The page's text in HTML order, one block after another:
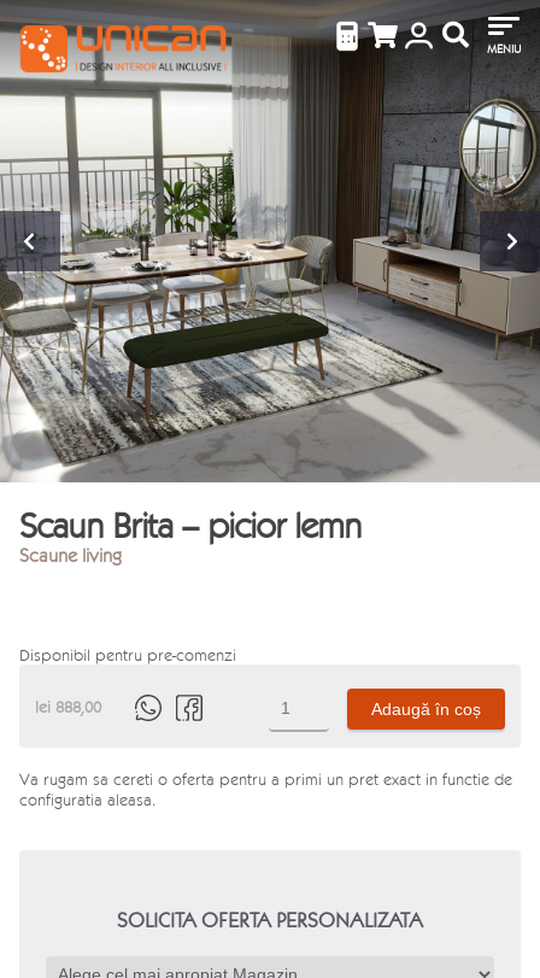
MENIU
Scaun Brita – picior lemn
Scaune living
Disponibil pentru pre-comenzi
lei 888,00
Scaun
Brita
picior
Adaugă în coș
Va rugam sa cereti o oferta pentru a primi un pret exact in functie de
configuratia aleasa.
SOLICITA OFERTA PERSONALIZATA